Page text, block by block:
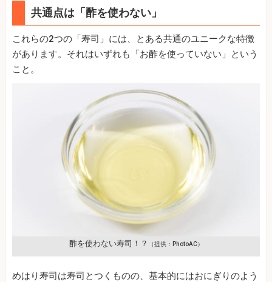
共通点は「酢を使わない」
これらの2つの「寿司」には、とある共通のユニークな特徴
があります。それはいずれも「お酢を使っていない」という
こと。
酢を使わない寿司！？ （提供：PhotoAC）
めはり寿司は寿司とつくものの、基本的にはおにぎりのよう